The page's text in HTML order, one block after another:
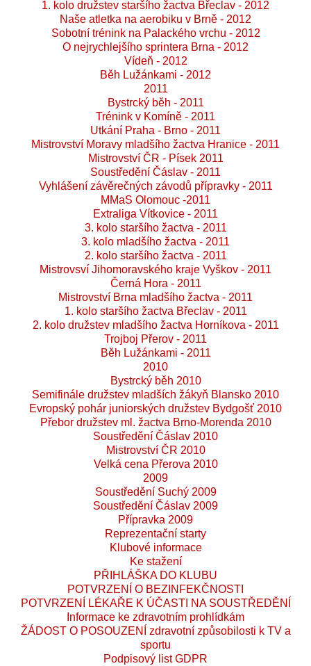
1. kolo družstev staršího žactva Břeclav - 2012
Naše atletka na aerobiku v Brně - 2012
Sobotní trénink na Palackého vrchu - 2012
O nejrychlejšího sprintera Brna - 2012
Vídeň - 2012
Běh Lužánkami - 2012
2011
Bystrcký běh - 2011
Trénink v Komíně - 2011
Utkání Praha - Brno - 2011
Mistrovství Moravy mladšího žactva Hranice - 2011
Mistrovství ČR - Písek 2011
Soustředění Čáslav - 2011
Vyhlášení závěrečných závodů přípravky - 2011
MMaS Olomouc -2011
Extraliga Vítkovice - 2011
3. kolo staršího žactva - 2011
3. kolo mladšího žactva - 2011
2. kolo staršího žactva - 2011
Mistrovsví Jihomoravského kraje Vyškov - 2011
Černá Hora - 2011
Mistrovství Brna mladšího žactva - 2011
1. kolo staršího žactva Břeclav - 2011
2. kolo družstev mladšího žactva Horníkova - 2011
Trojboj Přerov - 2011
Běh Lužánkami - 2011
2010
Bystrcký běh 2010
Semifinále družstev mladších žákyň Blansko 2010
Evropský pohár juniorských družstev Bydgošť 2010
Přebor družstev ml. žactva Brno-Morenda 2010
Soustředění Čáslav 2010
Mistrovství ČR 2010
Velká cena Přerova 2010
2009
Soustředění Suchý 2009
Soustředění Čáslav 2009
Přípravka 2009
Reprezentační starty
Klubové informace
Ke stažení
PŘIHLÁŠKA DO KLUBU
POTVRZENÍ O BEZINFEKČNOSTI
POTVRZENÍ LÉKAŘE K ÚČASTI NA SOUSTŘEDĚNÍ
Informace ke zdravotním prohlídkám
ŽÁDOST O POSOUZENÍ zdravotní způsobilosti k TV a
sportu
Podpisový list GDPR